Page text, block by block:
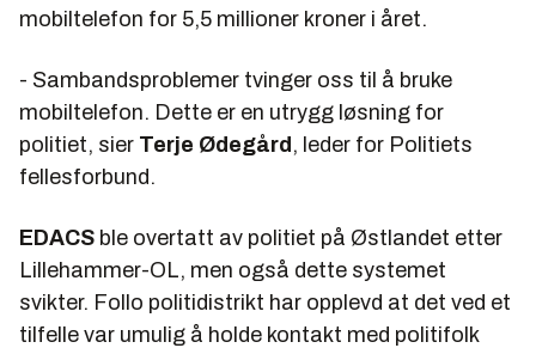
mobiltelefon for 5,5 millioner kroner i året.
- Sambandsproblemer tvinger oss til å bruke
mobiltelefon. Dette er en utrygg løsning for
politiet, sier Terje Ødegård , leder for Politiets
fellesforbund.
EDACS ble overtatt av politiet på Østlandet etter
Lillehammer-OL, men også dette systemet
svikter. Follo politidistrikt har opplevd at det ved et
tilfelle var umulig å holde kontakt med politifolk